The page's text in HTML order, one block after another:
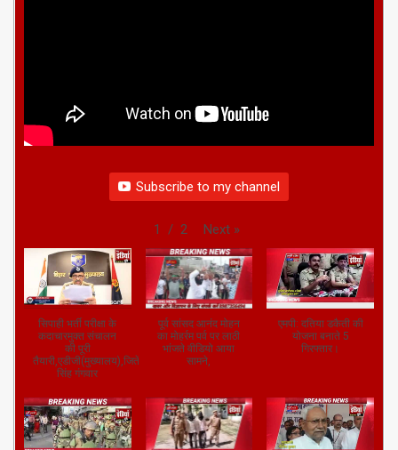
Subscribe to my channel
1 / 2 Next »
सिपाही भर्ती परीक्षा के
कदाचारमुक्त संचालन
की पूरी
तैयारी,एडीजी(मुख्यालय),जितेंद्र
सिंह गंगवार
पूर्व सांसद आनंद मोहन
का मोहर्रम पर्व पर लाठी
भांजते वीडियो आया
सामने,
एमपी: दतिया डकैती की
योजना बनाते 5
गिरफ्तार।